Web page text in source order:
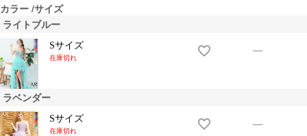
カラー サイズ
ライトブルー
Sサイズ
在庫切れ
—
ラベンダー
Sサイズ
在庫切れ
—